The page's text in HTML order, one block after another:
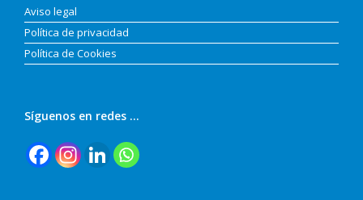
Aviso legal
Política de privacidad
Política de Cookies
Síguenos en redes …